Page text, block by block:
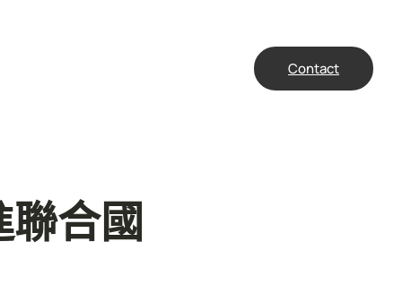
Contact
合國